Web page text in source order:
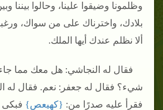
وظلمونا وضيقوا علينا، وحالوا بيننا
بلادك، واخترناك على من سواك،
ألا نظلم عندك أيها الملك‏.‏
فقال له النجاشي‏:‏ هل معك مما
شيء‏؟‏ فقال له جعفر‏:‏ نعم‏.‏ فقال له
فقرأ عليه صدرًا من‏:‏ ‏{‏كهيعص‏}